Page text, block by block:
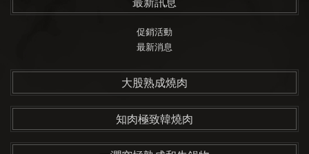
促銷活動
最新消息
大股熟成燒肉
知肉極致韓燒肉